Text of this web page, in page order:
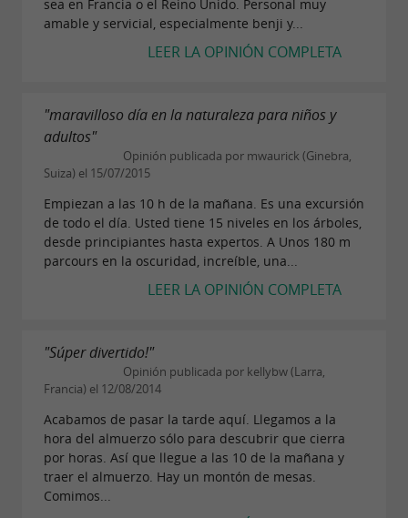
Taquillas combinadas;
Tarifas reducidas en función de las
Tarifas para grupos a partir de 10
personas.
sea en Francia o el Reino Unido. Personal muy
amable y servicial, especialmente benji y...
LEER LA OPINIÓN COMPLETA
"maravilloso día en la naturaleza para niños y
adultos"
Opinión publicada por mwaurick (Ginebra,
Suiza) el 15/07/2015
Empiezan a las 10 h de la mañana. Es una excursión
de todo el día. Usted tiene 15 niveles en los árboles,
desde principiantes hasta expertos. A Unos 180 m
parcours en la oscuridad, increíble, una...
LEER LA OPINIÓN COMPLETA
"Súper divertido!"
Opinión publicada por kellybw (Larra,
Francia) el 12/08/2014
Acabamos de pasar la tarde aquí. Llegamos a la
hora del almuerzo sólo para descubrir que cierra
por horas. Así que llegue a las 10 de la mañana y
traer el almuerzo. Hay un montón de mesas.
Comimos...